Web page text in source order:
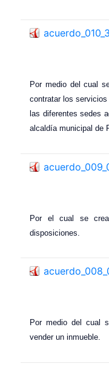
Por medio del cual
contratar los
las diferentes sedes
alcaldía municipal de
Por el cual se
disposiciones.
Por medio del cual
vender un inmueble.